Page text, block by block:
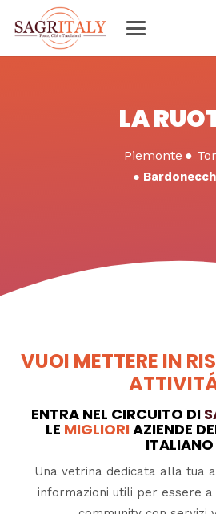
LA
Piemonte ●
●
VUOI METTERE IN
ENTRA NEL CIRCUITO DI
LE MIGLIORIAZIENDE
ITALIANO
Una vetrina dedicata alla tua
informazioni utili per essere a